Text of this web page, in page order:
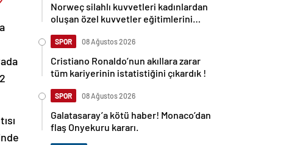
Norweç silahlı kuvvetleri kadınlardan
oluşan özel kuvvetler eğitimlerini
SPOR 08 Ağustos 2026
Cristiano Ronaldo’nun akıllara zarar
tüm kariyerinin istatistiğini çıkardık !
SPOR 08 Ağustos 2026
Galatasaray’a kötü haber! Monaco’dan
flaş Onyekuru kararı.